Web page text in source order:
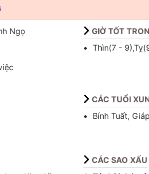
Ngọ
GIỜ TỐT
Thìn(7 -
CÁC TUỔI
Bính Tuất,
CÁC SAO XẤU